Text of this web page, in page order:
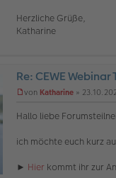
Herzliche Grüße,
Katharine
Re: CEWE Webinar
g
l
von Katharine »
Hallo liebe
ich möchte euch kurz
► Hier kommt ihr zur